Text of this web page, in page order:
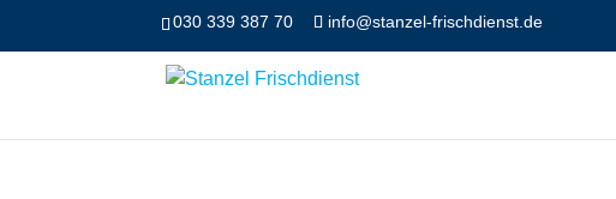
030 339 387 70 info@stanzel-frischdienst.de